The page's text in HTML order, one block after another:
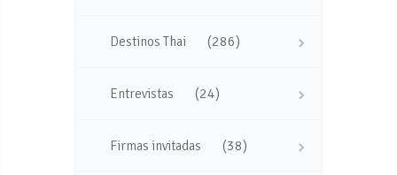
Destinos Thai (286)
Entrevistas (24)
Firmas invitadas (38)